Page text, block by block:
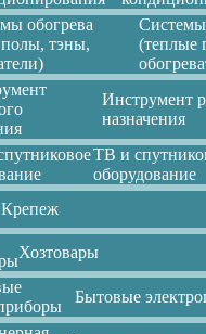
Системы
(теплые
Инструмент
назначения
ТВ и
оборудование
Крепеж
Хозтовары
Бытовые